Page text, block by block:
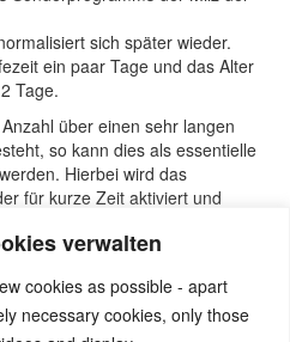
verwalten
cookies as possible - apart
necessary cookies, only those
sich später wieder.
ein paar Tage und das Alter
Tage.
über einen sehr langen
so kann dies als essentielle
Hierbei wird das
für kurze Zeit aktiviert und
folgenden PCL-Phasen